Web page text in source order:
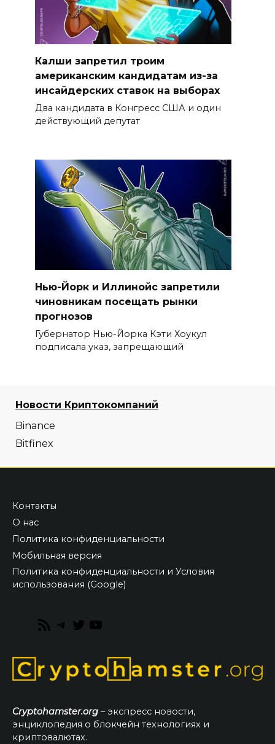
Калши запретил троим
американским кандидатам из-за
инсайдерских ставок на выборах
Два кандидата в Конгресс США и один
действующий депутат
Нью-Йорк и Иллинойс запретили
чиновникам посещать рынки
прогнозов
Губернатор Нью-Йорка Кэти Хоукул
подписала указ, запрещающий
Новости Криптокомпаний
Binance
Bitfinex
Контакты
О нас
Политика конфиденциальности
Мобильная версия
Политика конфиденциальности и Условия
использования (Google)
RSS
Telegram
Twitter
Cryptohamster.org – экспресс новости,
энциклопедия о блокчейн технологиях и
криптовалютах.